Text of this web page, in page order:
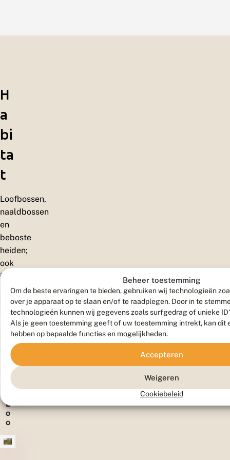
Beheer toestemming
Om de beste ervaringen te bieden, gebruiken wij technologieën
over je apparaat op te slaan en/of te raadplegen. Door in te
technologieën kunnen wij gegevens zoals surfgedrag of unieke
Als je geen toestemming geeft of uw toestemming intrekt, kan dit
hebben op bepaalde functies en mogelijkheden.
Accepteren
Weigeren
Cookiebeleid
H
a
bi
ta
t
Loofbossen,
naaldbossen
en
beboste
heiden;
ook
in
stedelijke
omgeving.
L
o
o
b
o